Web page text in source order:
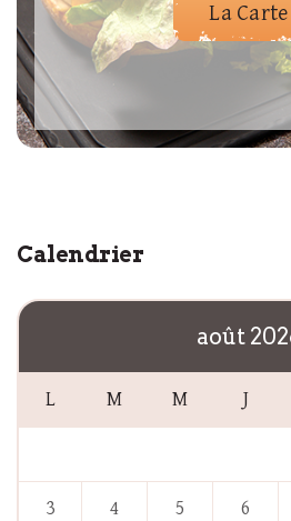
La Carte
Calendrier
août
L M M J
3 4 5 6